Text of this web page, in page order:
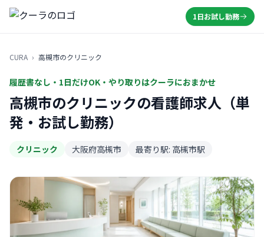
1日お試し勤務
CURA › 高槻市のクリニック
履歴書なし・1日だけOK・やり取りはクーラにおまかせ
高槻市のクリニックの看護師求人（単
発・お試し勤務）
クリニック 大阪府高槻市 最寄り駅: 高槻市駅